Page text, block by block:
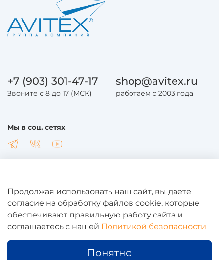
Общая информация
Юридическая информация
+7 (903) 301-47-17
Звоните с 8 до 17 (МСК)
shop@avitex.ru
работаем с 2003 года
Мы в соц. сетях
Продолжая использовать наш сайт, вы даете
согласие на обработку файлов cookie, которые
обеспечивают правильную работу сайта и
соглашаетесь с нашей Политикой безопасности
Понятно